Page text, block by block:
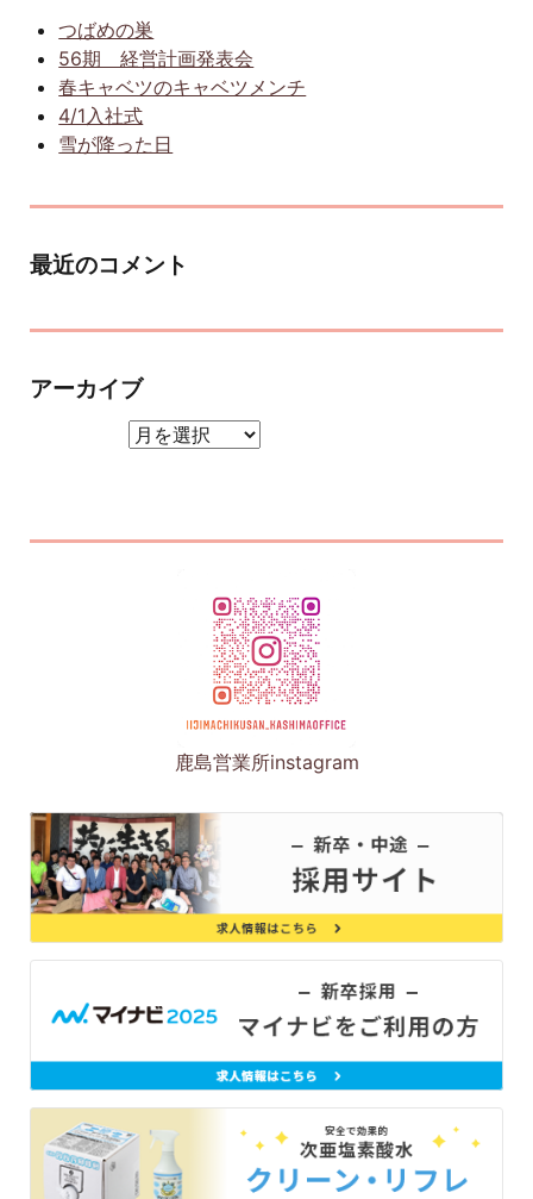
つばめの巣
56期 経営計画発表会
春キャベツのキャベツメンチ
4/1入社式
雪が降った日
最近のコメント
アーカイブ
鹿島営業所instagram